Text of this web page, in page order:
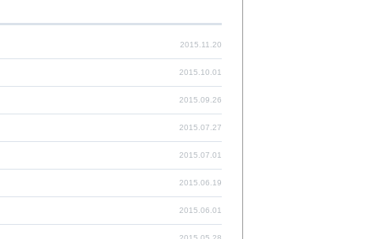
2015.11.20
2015.10.01
2015.09.26
2015.07.27
2015.07.01
2015.06.19
2015.06.01